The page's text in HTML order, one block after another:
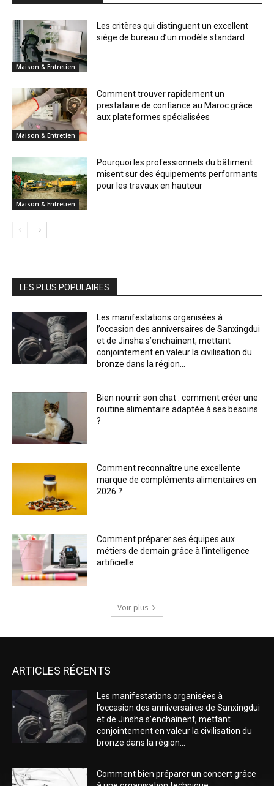
Maison & Entretien
Les critères qui distinguent un excellent
siège de bureau d’un modèle standard
Maison & Entretien
Comment trouver rapidement un
prestataire de confiance au Maroc grâce
aux plateformes spécialisées
Maison & Entretien
Pourquoi les professionnels du bâtiment
misent sur des équipements performants
pour les travaux en hauteur
LES PLUS POPULAIRES
Les manifestations organisées à
l’occasion des anniversaires de Sanxingdui
et de Jinsha s’enchaînent, mettant
conjointement en valeur la civilisation du
bronze dans la région...
Bien nourrir son chat : comment créer une
routine alimentaire adaptée à ses besoins
?
Comment reconnaître une excellente
marque de compléments alimentaires en
2026 ?
Comment préparer ses équipes aux
métiers de demain grâce à l’intelligence
artificielle
Voir plus
ARTICLES RÉCENTS
Les manifestations organisées à
l’occasion des anniversaires de Sanxingdui
et de Jinsha s’enchaînent, mettant
conjointement en valeur la civilisation du
bronze dans la région...
Comment bien préparer un concert grâce